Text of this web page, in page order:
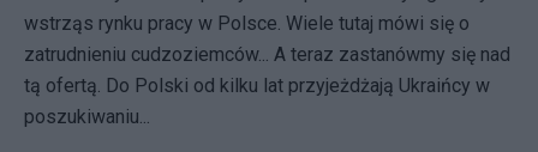
wstrząs rynku pracy w Polsce. Wiele tutaj mówi się o
zatrudnieniu cudzoziemców... A teraz zastanówmy się nad
tą ofertą. Do Polski od kilku lat przyjeżdżają Ukraińcy w
poszukiwaniu...